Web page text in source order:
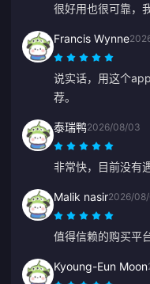
很好用也很可靠，
Francis Wynne
说实话，用这个
荐。
泰瑞鸭2026/08/03
非常快，目前没有
Malik nasir2026/
值得信赖的购买平台
Kyoung-Eun Moon